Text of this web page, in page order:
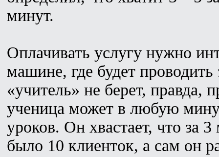
минут.
Оплачивать услугу нужно
машине, где будет проводить
«учитель» не берет, правда,
ученица может в любую
уроков. Он хвастает, что за
было 10 клиенток, а сам он